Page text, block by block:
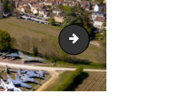
Capture d’écran